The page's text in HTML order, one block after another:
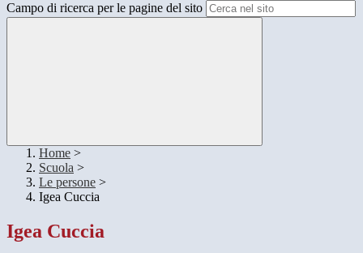
Campo di ricerca per le pagine del sito
Home >
Scuola >
Le persone >
Igea Cuccia
Igea Cuccia